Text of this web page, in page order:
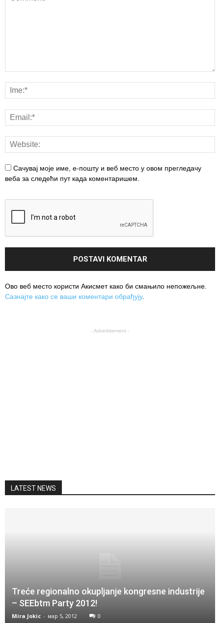
Сачувај моје име, е-пошту и веб место у овом прегледачу
веба за следећи пут када коментаришем.
Ово веб место користи Акисмет како би смањило непожељне.
Сазнајте како се ваши коментари обрађују.
- Advertisement -
LATEST NEWS
Treće regionalno okupljanje kongresne industrije
– SEEbtm Party 2012!
Mira Jokic - мар 5, 2012 0